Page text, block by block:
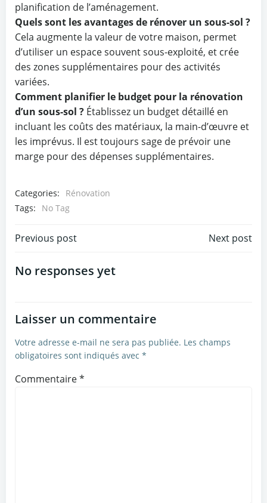
planification de l’aménagement.
Quels sont les avantages de rénover un sous-sol ?
Cela augmente la valeur de votre maison, permet
d’utiliser un espace souvent sous-exploité, et crée
des zones supplémentaires pour des activités
variées.
Comment planifier le budget pour la rénovation
d’un sous-sol ? Établissez un budget détaillé en
incluant les coûts des matériaux, la main-d’œuvre et
les imprévus. Il est toujours sage de prévoir une
marge pour des dépenses supplémentaires.
Categories:
Rénovation
Tags:
No Tag
Navigation
de
Previous post
Navigation
Next post
No responses yet
Laisser un commentaire
Votre adresse e-mail ne sera pas publiée. Les champs
obligatoires sont indiqués avec *
Commentaire*